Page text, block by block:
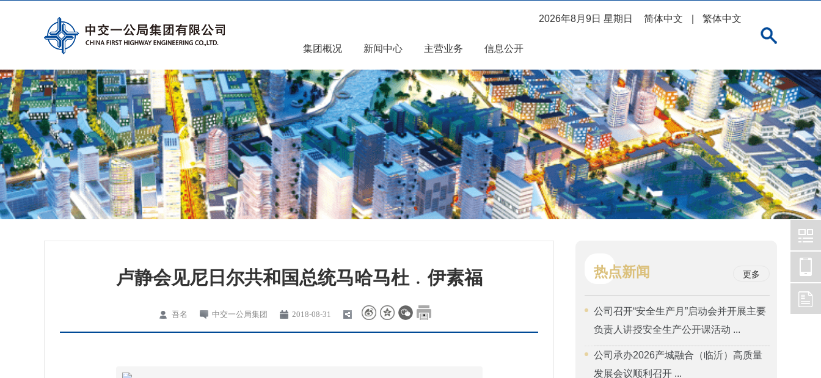
2026年8月9日 星期日 简体中文 繁体中文
集团概况 新闻中心 主营业务 信息公开
卢静会见尼日尔共和国总统马哈马杜﹒伊素福
吾名 中交一公局集团 2018-08-31
热点新闻 更多
公司召开“安全生产月”启动会并开展主要
负责人讲授安全生产公开课活动 ...
公司承办2026产城融合（临沂）高质量
发展会议顺利召开 ...